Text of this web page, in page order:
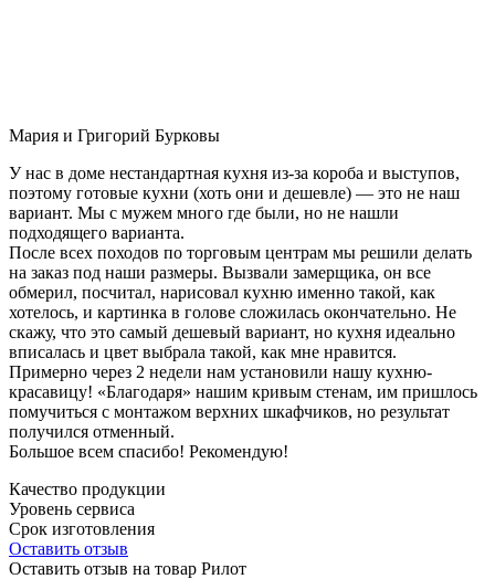
Мария и Григорий Бурковы
У нас в доме нестандартная кухня из-за короба и выступов,
поэтому готовые кухни (хоть они и дешевле) — это не наш
вариант. Мы с мужем много где были, но не нашли
подходящего варианта.
После всех походов по торговым центрам мы решили делать
на заказ под наши размеры. Вызвали замерщика, он все
обмерил, посчитал, нарисовал кухню именно такой, как
хотелось, и картинка в голове сложилась окончательно. Не
скажу, что это самый дешевый вариант, но кухня идеально
вписалась и цвет выбрала такой, как мне нравится.
Примерно через 2 недели нам установили нашу кухню-
красавицу! «Благодаря» нашим кривым стенам, им пришлось
помучиться с монтажом верхних шкафчиков, но результат
получился отменный.
Большое всем спасибо! Рекомендую!
Качество продукции
Уровень сервиса
Срок изготовления
Оставить отзыв
Оставить отзыв на товар Рилот